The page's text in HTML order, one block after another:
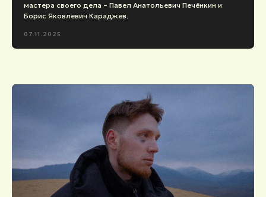
мастера своего дела – Павел Анатольевич Печёнкин и
Борис Яковлевич Караджев.
07.11.2025